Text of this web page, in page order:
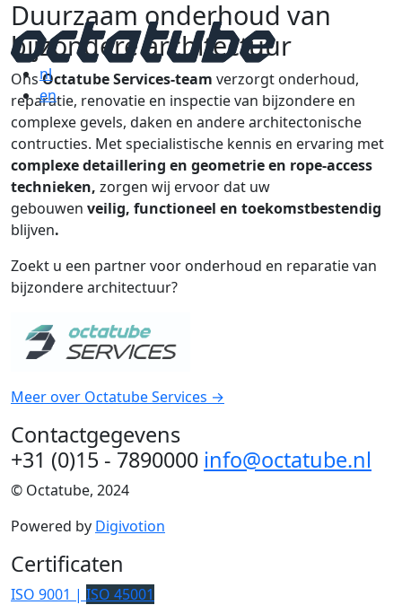
nl
en
Duurzaam onderhoud van
bijzondere architectuur
OnsOctatube Services-team verzorgt onderhoud,
reparatie, renovatie en inspectie van bijzondere en
complexe gevels, daken en andere architectonische
contructies. Met specialistische kennis en ervaring met
complexe detaillering en geometrie en rope-access
technieken, zorgen wij ervoor dat uw
gebouwen veilig, functioneel en toekomstbestendig
blijven.
Zoekt u een partner voor onderhoud en reparatie van
bijzondere architectuur?
Meer over Octatube Services →
Contactgegevens
+31 (0)15 - 7890000 info@octatube.nl
© Octatube, 2024
Powered by Digivotion
Certificaten
ISO 9001 | ISO 45001